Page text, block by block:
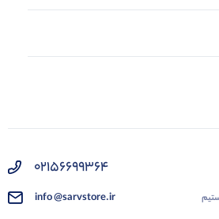
02156699364
info @sarvstore.ir